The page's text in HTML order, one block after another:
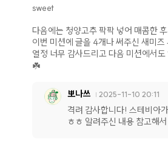
sweet
다음에는 청양고추 팍팍 넣어 매콤한
이번 미션에 글을 4개나 써주신 새미
열정 너무 감사드리고 다음 미션에서
☘️
뽀나쓰 2025-11-10 20:11
격려 감사합니다! 스테비아
ㅎㅎ 알려주신 내용 참고해